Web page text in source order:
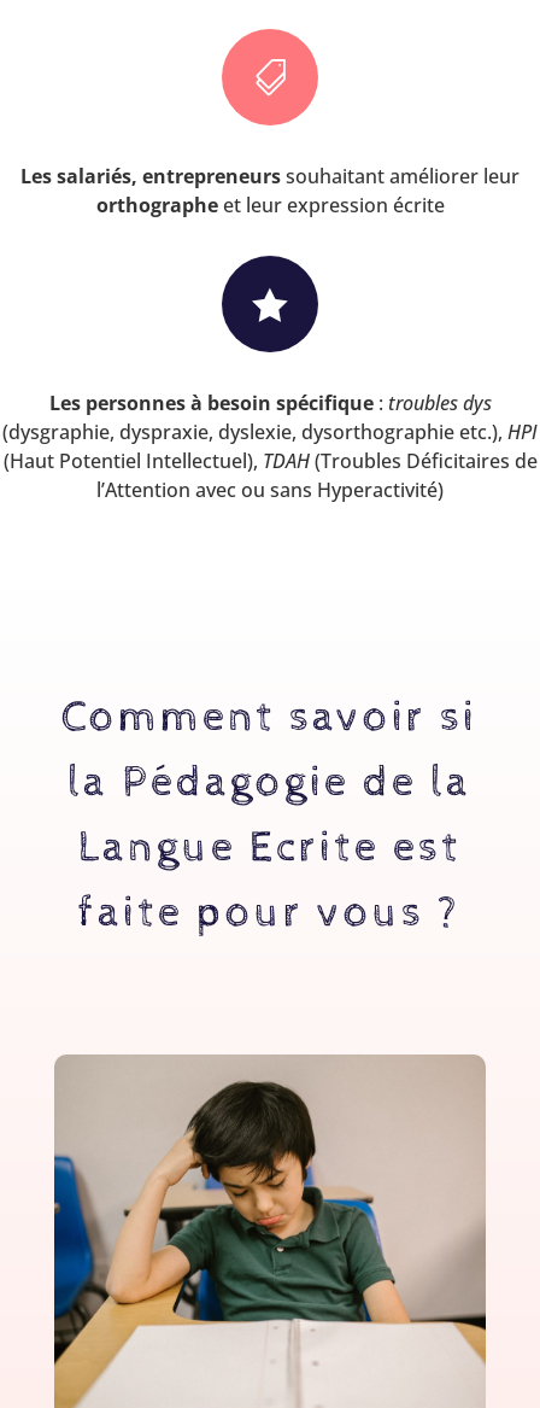

Les salariés, entrepreneurssouhaitant améliorer leur
orthographeet leur expression écrite

Les personnes à besoin spécifique: troubles dys
(dysgraphie, dyspraxie, dyslexie, dysorthographie etc.), HPI
(Haut Potentiel Intellectuel), TDAH(Troubles Déficitaires de
l’Attention avec ou sans Hyperactivité)
Comment savoir si
la Pédagogie de la
Langue Ecrite est
faite pour vous ?